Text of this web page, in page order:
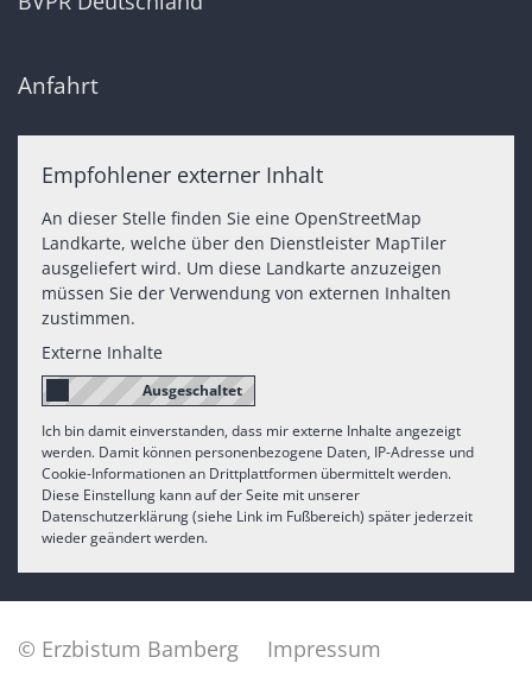
Anfahrt
Empfohlener externer Inhalt
An dieser Stelle finden Sie eine OpenStreetMap
Landkarte, welche über den Dienstleister MapTiler
ausgeliefert wird. Um diese Landkarte anzuzeigen
müssen Sie der Verwendung von externen Inhalten
zustimmen.
Externe Inhalte
Ich bin damit einverstanden, dass mir externe Inhalte angezeigt
werden. Damit können personenbezogene Daten, IP-Adresse und
Cookie-Informationen an Drittplattformen übermittelt werden.
Diese Einstellung kann auf der Seite mit unserer
Datenschutzerklärung (siehe Link im Fußbereich) später jederzeit
wieder geändert werden.
© Erzbistum Bamberg
Impressum